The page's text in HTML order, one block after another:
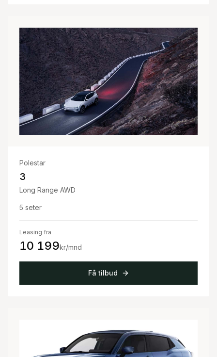
Polestar
3
Long Range AWD
5 seter
Leasing fra
10 199kr/mnd
Få tilbud